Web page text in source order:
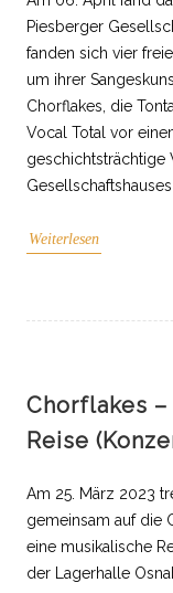
Piesberger
fanden sich vier
um ihrer
Chorflakes, die
Vocal Total vor
geschichtsträchtige
Weiterlesen
Chorflakes
Reise
Am 25. März 2023
gemeinsam auf die
eine musikalische
der Lagerhalle